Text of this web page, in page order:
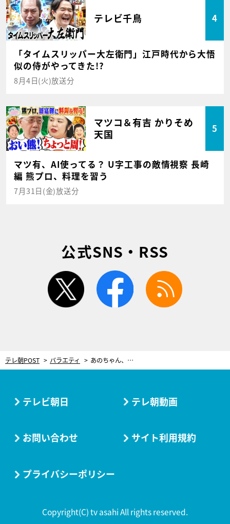
テレビ千鳥 4
「タイムスリッパー大左衛門」江戸時代から大悟
似の侍がやってきた!?
8月4日(火)放送分
マツコ＆有吉 かりそめ
天国
5
マツ有、AI使ってる？ U字工事の敵情視察 長崎
編 熊プロ、料理を習う
7月31日(金)放送分
公式SNS・RSS
twitter facebook
テレ朝POST バラエティ あのちゃん、アンチのコメントがテレビを続けるきっかけ「舐めんなよって思った」
テレビ朝日 テレ朝動画
お問い合わせ サイト利用規約
プライバシーポリシー
Copyright(C) tv asahi All rights reserved.